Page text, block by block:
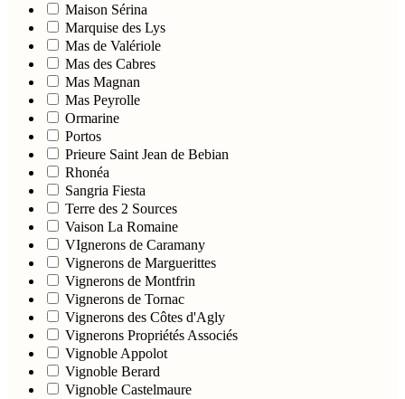
Maison Sérina
Marquise des Lys
Mas de Valériole
Mas des Cabres
Mas Magnan
Mas Peyrolle
Ormarine
Portos
Prieure Saint Jean de Bebian
Rhonéa
Sangria Fiesta
Terre des 2 Sources
Vaison La Romaine
VIgnerons de Caramany
Vignerons de Marguerittes
Vignerons de Montfrin
Vignerons de Tornac
Vignerons des Côtes d'Agly
Vignerons Propriétés Associés
Vignoble Appolot
Vignoble Berard
Vignoble Castelmaure